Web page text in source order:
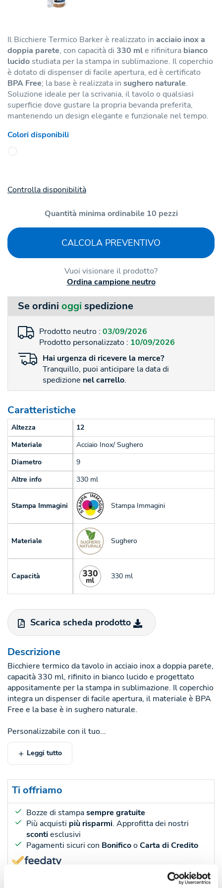
Il Bicchiere Termico Barker è realizzato in acciaio inox a
doppia parete, con capacità di 330 mle rifinitura bianco
lucido studiata per la stampa in sublimazione. Il coperchio
è dotato di dispenser di facile apertura, ed è certificato
BPA Free; la base è realizzata in sughero naturale.
Soluzione ideale per la scrivania, il tavolo o qualsiasi
superficie dove gustare la propria bevanda preferita,
mantenendo un design elegante e funzionale nel tempo.
Colori disponibili
Controlla disponibilità
Quantità minima ordinabile 10 pezzi
CALCOLA PREVENTIVO
Vuoi visionare il prodotto?
Ordina campione neutro
Se ordini oggi spedizione
Prodotto neutro : 03/09/2026
Prodotto personalizzato : 10/09/2026
Hai urgenza di ricevere la merce?
Tranquillo, puoi anticipare la data di
spedizione nel carrello.
Caratteristiche
Altezza
12
Materiale
Acciaio Inox/ Sughero
Diametro
9
Altre info
330 ml
Stampa Immagini Stampa Immagini
Materiale Sughero
Capacità 330 ml
Scarica scheda prodotto
Descrizione
Bicchiere termico da tavolo in acciaio inox a doppia parete,
capacità 330 ml, rifinito in bianco lucido e progettato
appositamente per la stampa in sublimazione. Il coperchio
integra un dispenser di facile apertura, il materiale è BPA
Free e la base è in sughero naturale.
Personalizzabile con il tuo...
Leggi tutto
Ti offriamo
Bozze di stampasempre gratuite
Più acquisti più risparmi. Approfitta dei nostri
scontiesclusivi
Pagamenti sicuri con BonificooCarta di Credito